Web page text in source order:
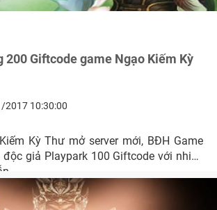
200 Giftcode game Ngạo Kiếm Kỳ
2017 10:30:00
server mới, BĐH Game
giả Playpark 100 Giftcode với nhiều